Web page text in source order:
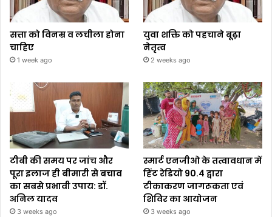
सत्ता को विनम्र व लचीला होना
चाहिए
1 week ago
युवा शक्ति को पहचाने बूढ़ा
नेतृत्व
2 weeks ago
टीबी की समय पर जांच और
पूरा इलाज ही बीमारी से बचाव
का सबसे प्रभावी उपाय: डॉ.
अनिल यादव
3 weeks ago
स्मार्ट एनजीओ के तत्वावधान में
हिंट रेडियो 90.4 द्वारा
टीकाकरण जागरूकता एवं
शिविर का आयोजन
3 weeks ago